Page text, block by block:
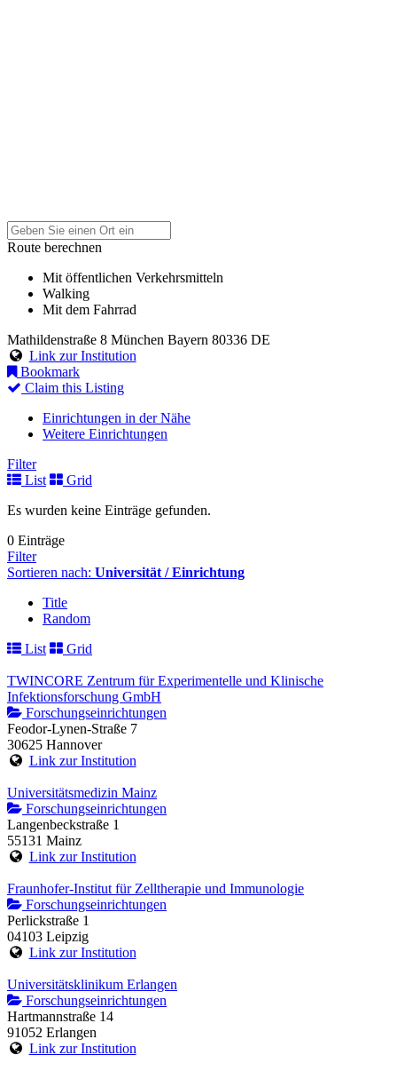
Route berechnen
Mit öffentlichen Verkehrsmitteln
Walking
Mit dem Fahrrad
Mathildenstraße 8 München Bayern 80336 DE
Link zur Institution
Bookmark
Claim this Listing
Einrichtungen in der Nähe
Weitere Einrichtungen
Filter
List
Grid
Es wurden keine Einträge gefunden.
0 Einträge
Filter
Sortieren nach: Universität / Einrichtung
Title
Random
List
Grid
TWINCORE Zentrum für Experimentelle und Klinische
Infektionsforschung GmbH
Forschungseinrichtungen
Feodor-Lynen-Straße 7
30625 Hannover
Link zur Institution
Universitätsmedizin Mainz
Forschungseinrichtungen
Langenbeckstraße 1
55131 Mainz
Link zur Institution
Fraunhofer-Institut für Zelltherapie und Immunologie
Forschungseinrichtungen
Perlickstraße 1
04103 Leipzig
Link zur Institution
Universitätsklinikum Erlangen
Forschungseinrichtungen
Hartmannstraße 14
91052 Erlangen
Link zur Institution